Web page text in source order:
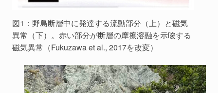
図1：野島断層中に発達する流動部分（上）と磁気
異常（下）。赤い部分が断層の摩擦溶融を示唆する
磁気異常（Fukuzawa et al., 2017を改変）